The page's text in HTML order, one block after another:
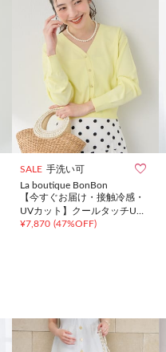
SALE 手洗い可 
La boutique BonBon
【今すぐお届け・接触冷感・
UVカット】クールタッチUV
クロップドカーディガン
¥7,870 (47%OFF)